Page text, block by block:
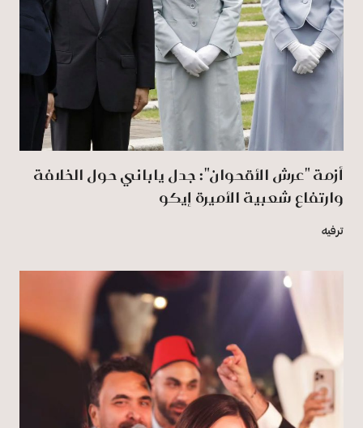
أزمة "عرش الأقحوان": جدل ياباني حول الخلافة
وارتفاع شعبية الأميرة إيكو
ترفيه